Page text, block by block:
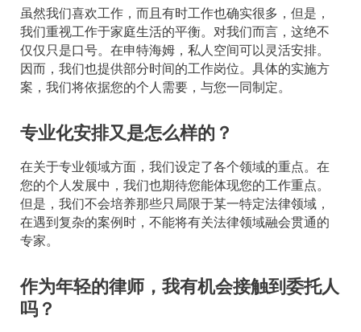
虽然我们喜欢工作，而且有时工作也确实很多，但是，
我们重视工作于家庭生活的平衡。对我们而言，这绝不
仅仅只是口号。在申特海姆，私人空间可以灵活安排。
因而，我们也提供部分时间的工作岗位。具体的实施方
案，我们将依据您的个人需要，与您一同制定。
专业化安排又是怎么样的？
在关于专业领域方面，我们设定了各个领域的重点。在
您的个人发展中，我们也期待您能体现您的工作重点。
但是，我们不会培养那些只局限于某一特定法律领域，
在遇到复杂的案例时，不能将有关法律领域融会贯通的
专家。
作为年轻的律师，我有机会接触到委托人
吗？